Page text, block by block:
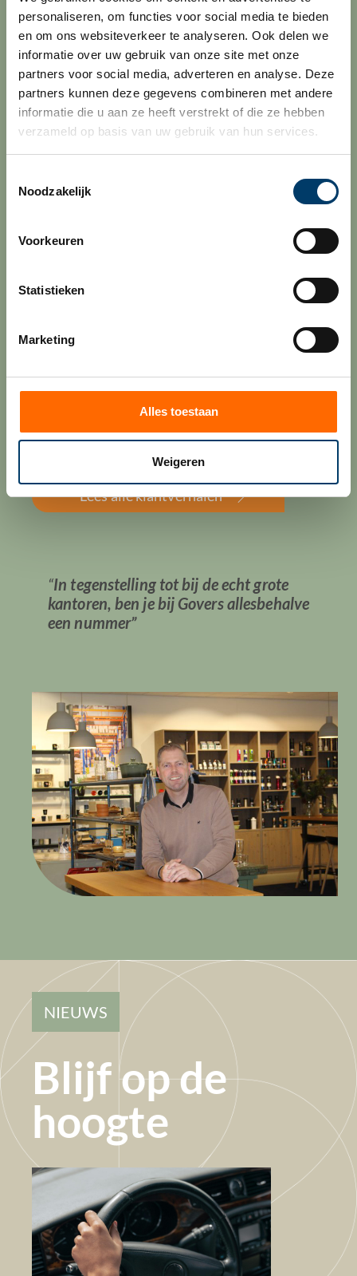
personaliseren, om functies voor social media te bieden
en om ons websiteverkeer te analyseren. Ook delen we
informatie over uw gebruik van onze site met onze
partners voor social media, adverteren en analyse. Deze
partners kunnen deze gegevens combineren met andere
informatie die u aan ze heeft verstrekt of die ze hebben
verzameld op basis van uw gebruik van hun services.
Noodzakelijk
Voorkeuren
Statistieken
Marketing
Alles toestaan
Weigeren
“In tegenstelling tot bij de echt grote
kantoren, ben je bij Govers allesbehalve
een nummer”
Plato Group, met meer dan 400 medewerkers
verspreid over heel Europa, is de overkoepelende
organisatie van drie toonaangevende merken op het
gebied van promotionele producten: IGO Promo,
Clipper Interall en Compacon. Govers helpt Plato
Group met nationale en internationale vraagstukken
op het gebied van accountancy, fiscaliteit en
dienst trad bij Plato Group. Hij liep er zo’n 20 jaar
werken spreekt me aan. We hebben een uiterst
ook zijn. Ze denken altijd proactief mee over hoe we
efficiencyslagen kunnen maken. In tegenstelling tot
allesbehalve een nummer.”
Lees verder
Lees alle klantverhalen
NIEUWS
Blijf op de
hoogte